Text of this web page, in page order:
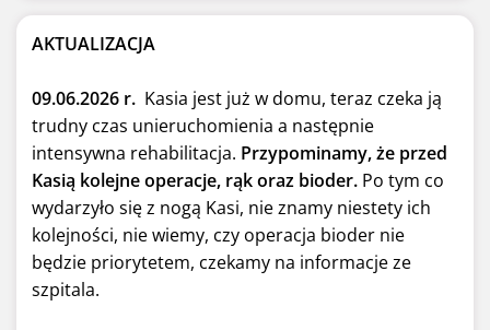
AKTUALIZACJA
09.06.2026 r. Kasia jest już w domu, teraz czeka ją
trudny czas unieruchomienia a następnie
intensywna rehabilitacja. Przypominamy, że przed
Kasią kolejne operacje, rąk oraz bioder. Po tym co
wydarzyło się z nogą Kasi, nie znamy niestety ich
kolejności, nie wiemy, czy operacja bioder nie
będzie priorytetem, czekamy na informacje ze
szpitala.